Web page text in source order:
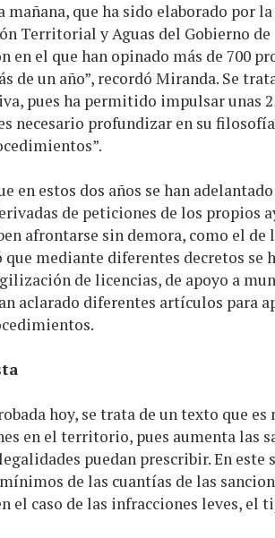
que ha sido elaborado por
Territorial y Aguas del Gobierno de
en el que han opinado más de 700
de un año”, recordó Miranda. Se
pues ha permitido impulsar unas
necesario profundizar en su
en estos dos años se han
de peticiones de los propios
afrontarse sin demora, como el de
mediante diferentes decretos se
de licencias, de apoyo a
aclarado diferentes artículos para
hoy, se trata de un texto que
en el territorio, pues aumenta las
puedan prescribir. En este
de las cuantías de las
el caso de las infracciones leves, el